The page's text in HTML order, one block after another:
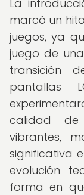
La
marcó un
juegos, ya
juego de
transición
pantallas
calidad
vibrantes,
significativa
evolución
forma en